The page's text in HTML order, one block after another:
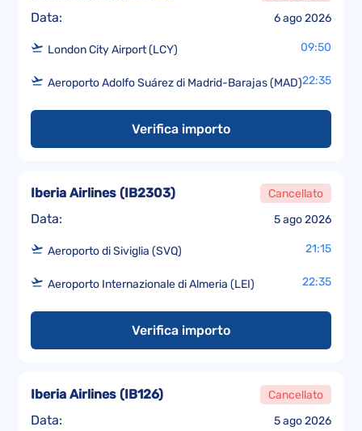
Data: 6 ago 2026
London City Airport (LCY) 09:50
Aeroporto Adolfo Suárez di Madrid-Barajas (MAD)22:35
Verifica importo
Data: 5 ago 2026
Iberia Airlines (IB2303) Cancellato
Aeroporto di Siviglia (SVQ) 21:15
Aeroporto Internazionale di Almeria (LEI) 22:35
Verifica importo
Data: 5 ago 2026
Iberia Airlines (IB126) Cancellato